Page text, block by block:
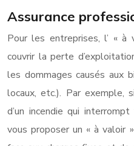
Assurance
Pour les entreprises, l’ «
couvrir la perte
les dommages causés aux
locaux, etc.). Par exemple,
d’un incendie qui
vous proposer un « à valoir